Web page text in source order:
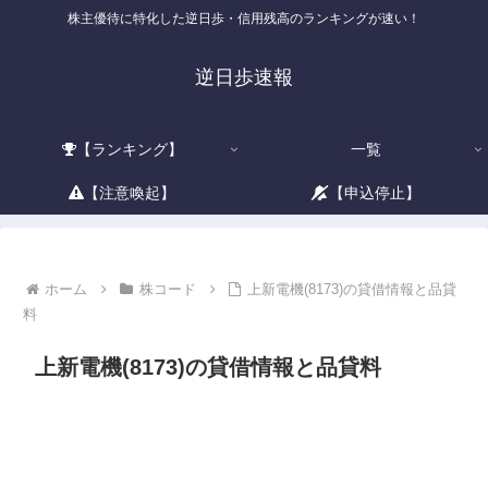
株主優待に特化した逆日歩・信用残高のランキングが速い！
逆日歩速報
【ランキング】 一覧
【注意喚起】 【申込停止】
ホーム 株コード
上新電機(8173)の貸借情報と品貸
料
上新電機(8173)の貸借情報と品貸料